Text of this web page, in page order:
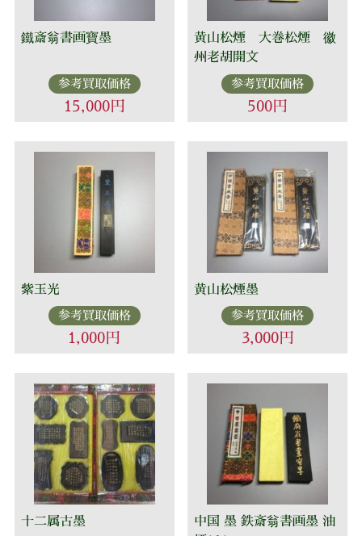
鐵斎翁書画寶墨
参考買取価格
15,000円
黄山松煙 大巻松煙 徽
州老胡開文
参考買取価格
500円
紫玉光
参考買取価格
1,000円
黄山松煙墨
参考買取価格
3,000円
十二属古墨
中国 墨 鉄斎翁書画墨 油